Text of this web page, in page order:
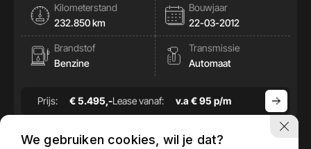
Kilometerstand
232.850 km
Bouwjaar
22-03-2012
Brandstof
Benzine
Transmissie
Automaat
Prijs: € 5.495,-Lease vanaf: v.a € 95 p/m
We gebruiken cookies, wil je dat?